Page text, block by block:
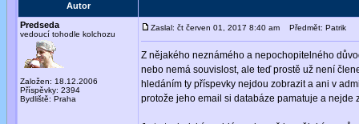
Autor
Predseda
vedoucí tohodle kolchozu
Založen: 18.12.2006
Příspěvky: 2394
Bydliště: Praha
Zaslal: čt červen 01, 2017 8:40 am Předmět: Patrik
Z nějakého neznámého a nepochopitelného
nebo nemá souvislost, ale teď prostě už není
hledáním ty příspevky nejdou zobrazit a ani v
protože jeho email si databáze pamatuje a nejde